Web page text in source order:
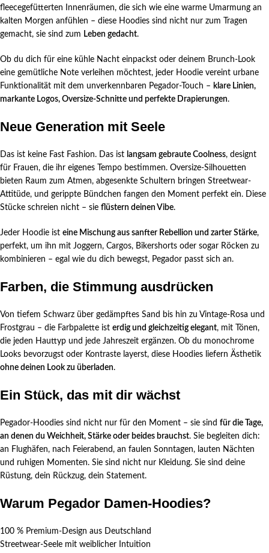
fleecegefütterten Innenräumen, die sich wie eine warme Umarmung an
kalten Morgen anfühlen – diese Hoodies sind nicht nur zum Tragen
gemacht, sie sind zum Leben gedacht.
Ob du dich für eine kühle Nacht einpackst oder deinem Brunch-Look
eine gemütliche Note verleihen möchtest, jeder Hoodie vereint urbane
Funktionalität mit dem unverkennbaren Pegador-Touch – klare Linien,
markante Logos, Oversize-Schnitte und perfekte Drapierungen.
Neue Generation mit Seele
Das ist keine Fast Fashion. Das ist langsam gebraute Coolness, designt
für Frauen, die ihr eigenes Tempo bestimmen. Oversize-Silhouetten
bieten Raum zum Atmen, abgesenkte Schultern bringen Streetwear-
Attitüde, und gerippte Bündchen fangen den Moment perfekt ein. Diese
Stücke schreien nicht – sie flüstern deinen Vibe.
Jeder Hoodie ist eine Mischung aus sanfter Rebellion und zarter Stärke,
perfekt, um ihn mit Joggern, Cargos, Bikershorts oder sogar Röcken zu
kombinieren – egal wie du dich bewegst, Pegador passt sich an.
Farben, die Stimmung ausdrücken
Von tiefem Schwarz über gedämpftes Sand bis hin zu Vintage-Rosa und
Frostgrau – die Farbpalette ist erdig und gleichzeitig elegant, mit Tönen,
die jeden Hauttyp und jede Jahreszeit ergänzen. Ob du monochrome
Looks bevorzugst oder Kontraste layerst, diese Hoodies liefern Ästhetik
ohne deinen Look zu überladen.
Ein Stück, das mit dir wächst
Pegador-Hoodies sind nicht nur für den Moment – sie sind für die Tage,
an denen du Weichheit, Stärke oder beides brauchst. Sie begleiten dich:
an Flughäfen, nach Feierabend, an faulen Sonntagen, lauten Nächten
und ruhigen Momenten. Sie sind nicht nur Kleidung. Sie sind deine
Rüstung, dein Rückzug, dein Statement.
Warum Pegador Damen-Hoodies?
100 % Premium-Design aus Deutschland
Streetwear-Seele mit weiblicher Intuition